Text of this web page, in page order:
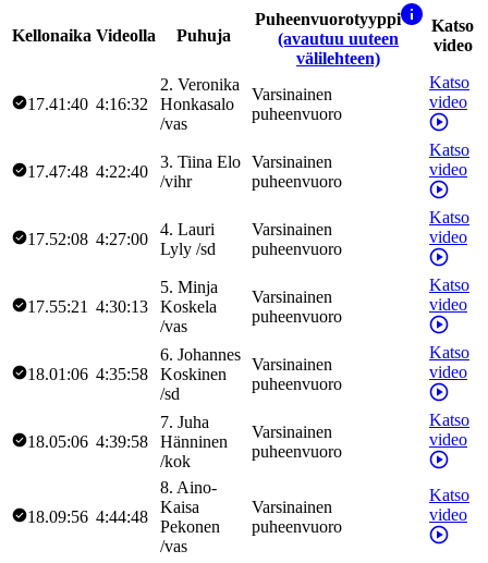
Kellonaika Videolla Puhuja
Puheenvuorotyyppi
(avautuu uuteen
välilehteen)
Katso
video
17.41:40 4:16:32
2. Veronika
Honkasalo
/vas
Varsinainen
puheenvuoro
Katso
video
17.47:48 4:22:40
3. Tiina Elo
/vihr
Varsinainen
puheenvuoro
Katso
video
17.52:08 4:27:00
4. Lauri
Lyly /sd
Varsinainen
puheenvuoro
Katso
video
17.55:21 4:30:13
5. Minja
Koskela
/vas
Varsinainen
puheenvuoro
Katso
video
18.01:06 4:35:58
6. Johannes
Koskinen
/sd
Varsinainen
puheenvuoro
Katso
video
18.05:06 4:39:58
7. Juha
Hänninen
/kok
Varsinainen
puheenvuoro
Katso
video
18.09:56 4:44:48
8. Aino-
Kaisa
Pekonen
/vas
Varsinainen
puheenvuoro
Katso
video